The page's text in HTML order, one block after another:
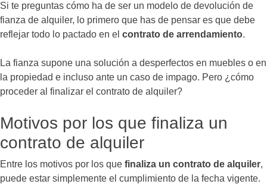
Si te preguntas cómo ha de ser un modelo de devolución de
fianza de alquiler, lo primero que has de pensar es que debe
reflejar todo lo pactado en el contrato de arrendamiento.
La fianza supone una solución a desperfectos en muebles o en
la propiedad e incluso ante un caso de impago. Pero ¿cómo
proceder al finalizar el contrato de alquiler?
Motivos por los que finaliza un
contrato de alquiler
Entre los motivos por los que finaliza un contrato de alquiler,
puede estar simplemente el cumplimiento de la fecha vigente.